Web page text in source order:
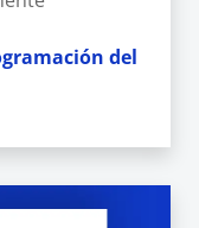
del